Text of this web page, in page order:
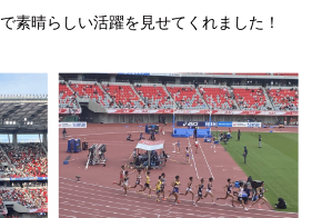
素晴らしい活躍を見せてくれました！